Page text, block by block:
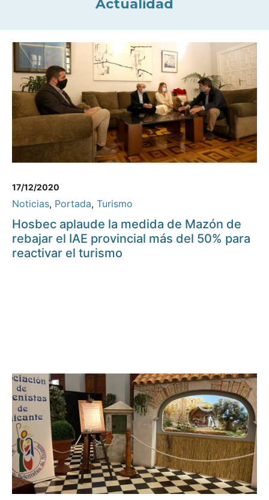
Actualidad
17/12/2020
Noticias, Portada, Turismo
Hosbec aplaude la medida de Mazón de
rebajar el IAE provincial más del 50% para
reactivar el turismo